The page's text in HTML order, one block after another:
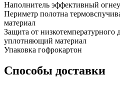
Наполнитель эффективный
Периметр полотна
материал
Защита от низкотемпературного
уплотняющий материал
Упаковка гофрокартон
Способы доставки